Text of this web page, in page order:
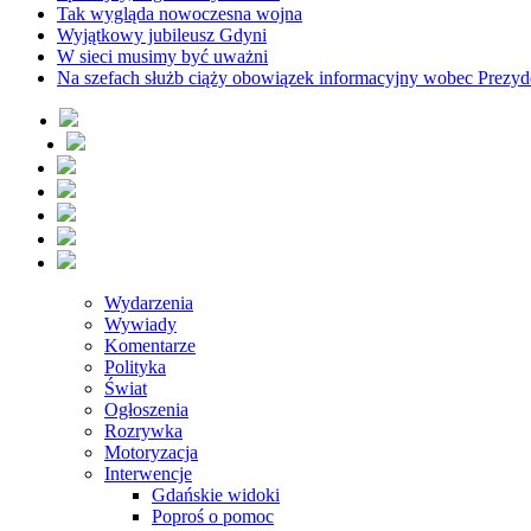
Tak wygląda nowoczesna wojna
Wyjątkowy jubileusz Gdyni
W sieci musimy być uważni
Na szefach służb ciąży obowiązek informacyjny wobec
Wydarzenia
Wywiady
Komentarze
Polityka
Świat
Ogłoszenia
Rozrywka
Motoryzacja
Interwencje
Gdańskie widoki
Poproś o pomoc